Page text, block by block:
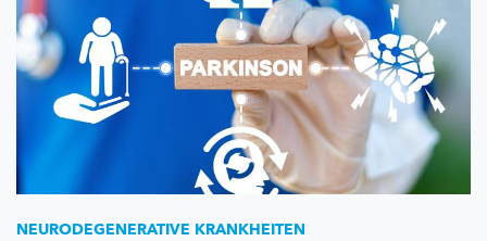
NEURODEGENERATIVE KRANKHEITEN